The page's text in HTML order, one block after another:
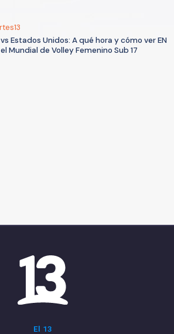
Estados Unidos: A qué hora y cómo ver EN
Mundial de Volley Femenino Sub 17
El 13